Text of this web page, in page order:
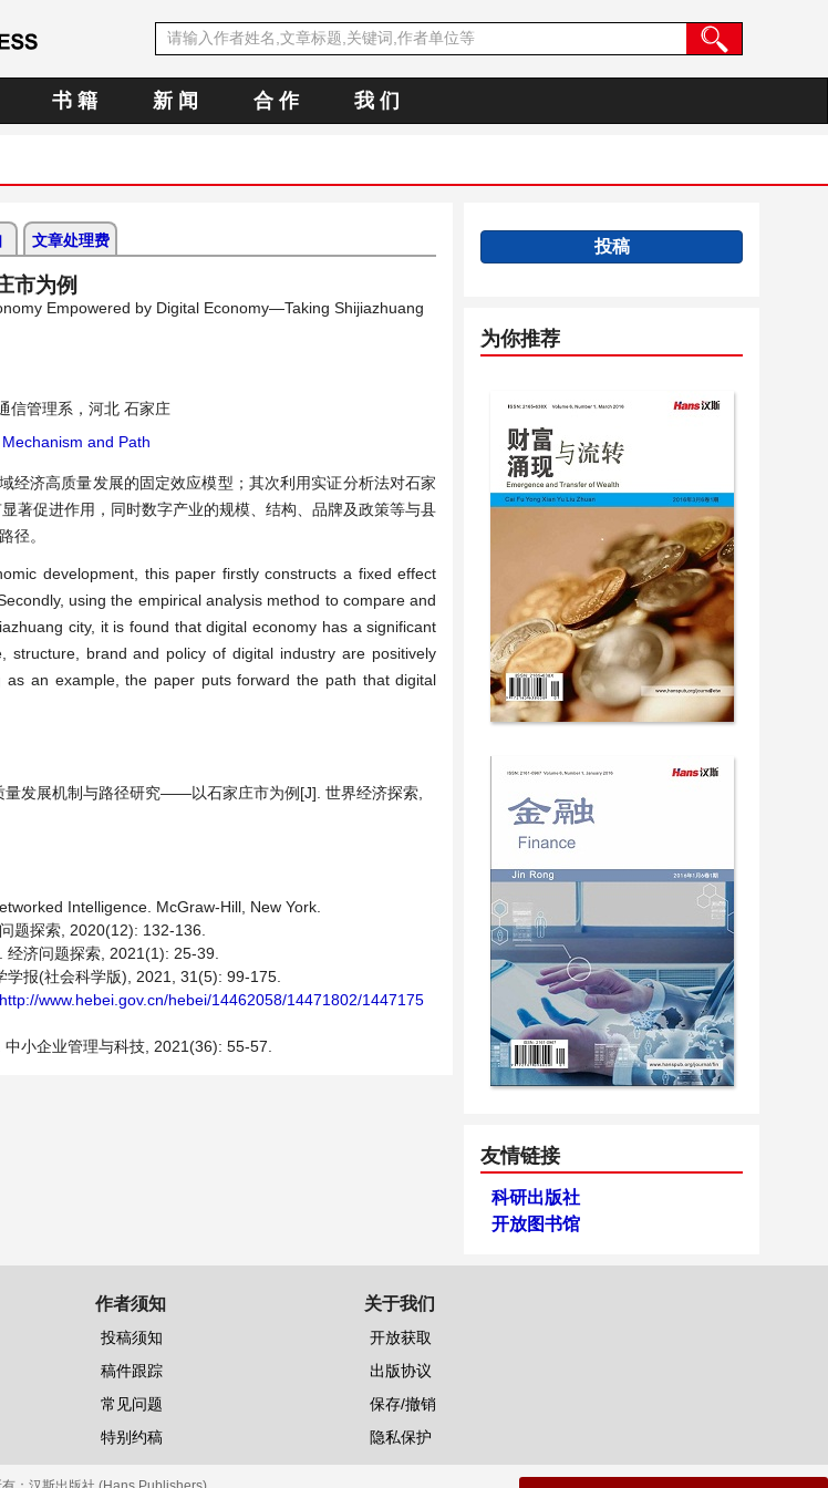
书 籍 新 闻 合 作 我 们
文章处理费
市为例
Empowered by Digital Economy—Taking Shijiazhuang
信管理系，河北 石家庄
Mechanism and Path
经济高质量发展的固定效应模型；其次利用实证分析法对石家
著促进作用，同时数字产业的规模、结构、品牌及政策等与县
径。
development, this paper firstly constructs a fixed effect
using the empirical analysis method to compare and
city, it is found that digital economy has a significant
brand and policy of digital industry are positively
an example, the paper puts forward the path that digital
发展机制与路径研究——以石家庄市为例[J]. 世界经济探索,
Intelligence. McGraw-Hill, New York.
题探索, 2020(12): 132-136.
济问题探索, 2021(1): 25-39.
报(社会科学版), 2021, 31(5): 99-175.
http://www.hebei.gov.cn/hebei/14462058/14471802/1447175
小企业管理与科技, 2021(36): 55-57.
投稿
为你推荐
友情链接
科研出版社
开放图书馆
作者须知
投稿须知
稿件跟踪
常见问题
特别约稿
关于我们
开放获取
出版协议
保存/撤销
隐私保护